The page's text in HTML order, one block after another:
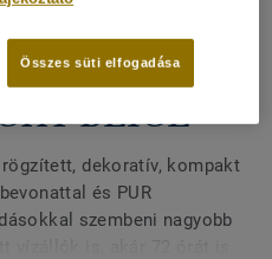
padlókhoz -
BEIGE
dekoratív, kompakt
és PUR
szembeni nagyobb
Összes süti elfogadása